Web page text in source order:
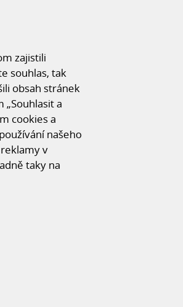
VYDÁNÍ STAVEBNÍCH A
zajistili
souhlas, tak
obsah stránek
a
cookies a
našeho
v
taky na